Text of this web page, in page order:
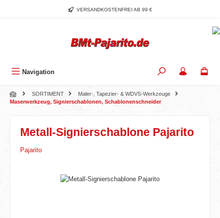
Zum Hauptinhalt springenVERSANDKOSTENFREI AB 99 €
Navigation
SORTIMENT
Maler-, Tapezier- & WDVS-Werkzeuge
Maserwerkzeug, Signierschablonen, Schablonenschneider
Metall-Signierschablone Pajarito
Pajarito
Bildergalerie überspringen